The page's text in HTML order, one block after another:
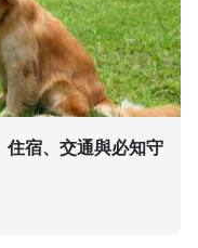
住宿、交通與必知守